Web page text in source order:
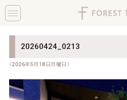
toggle
navigation
20260424_0213
《2026年5月18日月曜日》